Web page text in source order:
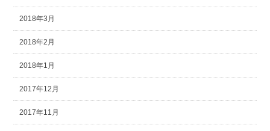
2018年3月
2018年2月
2018年1月
2017年12月
2017年11月